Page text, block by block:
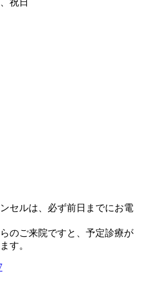
祝日
セルは、必ず前日までにお電
のご来院ですと、予定診療が
す。